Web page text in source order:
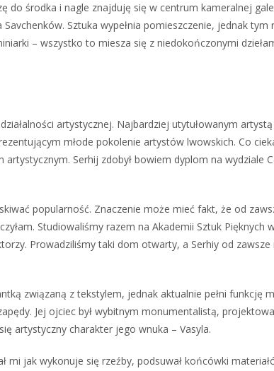
do środka i nagle znajduję się w centrum kameralnej
Sztuka wypełnia pomieszczenie, jednak
– wszystko to miesza się z niedokończonymi
artystycznej. Najbardziej utytułowanym
młode pokolenie artystów lwowskich. Co
Serhij zdobył bowiem dyplom na wydziale
popularność. Znaczenie może mieć fakt, że od
Studiowaliśmy razem na Akademii Sztuk
Prowadziliśmy taki dom otwarty, a Serhiy od
związaną z tekstylem, jednak aktualnie pełni funkcję
Jej ojciec był wybitnym monumentalistą,
artystyczny charakter jego wnuka – Vasyla.
mi jak wykonuje się rzeźby, podsuwał końcówki